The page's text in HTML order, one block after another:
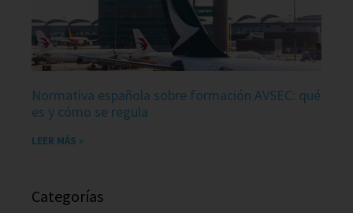
Normativa española sobre formación AVSEC: qué
es y cómo se regula
LEER MÁS »
Categorías